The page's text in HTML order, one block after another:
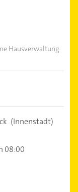
Hausverwaltung
(Innenstadt)
08:00